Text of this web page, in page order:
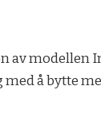
av modellen
å bytte